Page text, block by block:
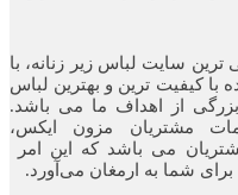
سایت لباس زیر زنانه، با
کیفیت ترین و بهترین لباس
از اهداف ما می باشد.
مشتریان مزون ایکس،
می باشد که این امر
شما به ارمغان می‌آورد.